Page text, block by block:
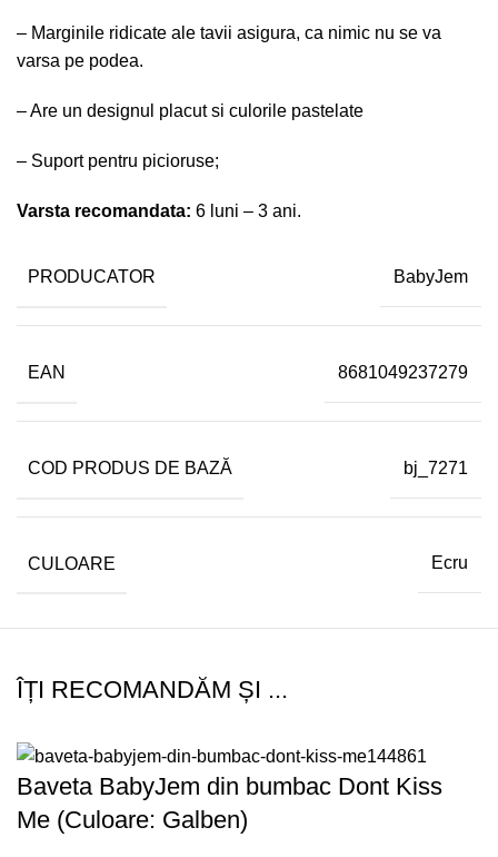
– Marginile ridicate ale tavii asigura, ca nimic nu se va
varsa pe podea.
– Are un designul placut si culorile pastelate
– Suport pentru picioruse;
Varsta recomandata: 6 luni – 3 ani.
PRODUCATOR BabyJem
EAN 8681049237279
COD PRODUS DE BAZĂ bj_7271
CULOARE Ecru
ÎȚI RECOMANDĂM ȘI ...
Baveta BabyJem din bumbac Dont Kiss
Me (Culoare: Galben)